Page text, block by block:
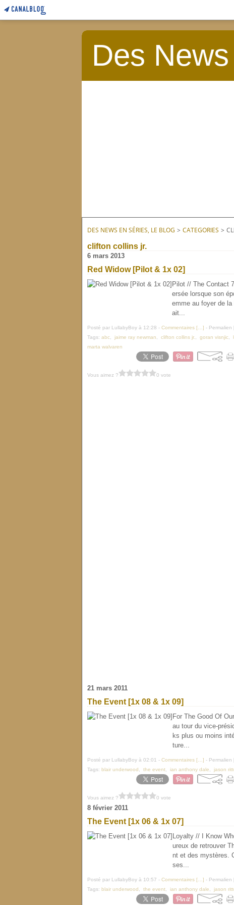
Des
DES NEWS EN SÉRIES, LE BLOG > CATEGORIES >
clifton collins jr.
6 mars 2013
Red Widow [Pilot & 1x 02]
Pilot // The Contact
ersée lorsque son
emme au foyer de
ait...
Posté par LullabyBoy à 12:28 - Commentaires [ ] - Permalien
Tags: abc jaime ray newman clifton collins jr. goran visnjic
marta walvaren
Vous aimez ? 0 vote
21 mars 2011
The Event [1x 08 & 1x 09]
For The Good Of
au tour du vice-
ks plus ou moins
ture...
Posté par LullabyBoy à 02:01 - Commentaires [ ] - Permalien
Tags: blair underwood the event ian anthony dale jason
Vous aimez ? 0 vote
8 février 2011
The Event [1x 06 & 1x 07]
Loyalty // I Know
ureux de retrouver
nt et des mystères.
ses...
Posté par LullabyBoy à 10:57 - Commentaires [ ] - Permalien
Tags: blair underwood the event ian anthony dale jason